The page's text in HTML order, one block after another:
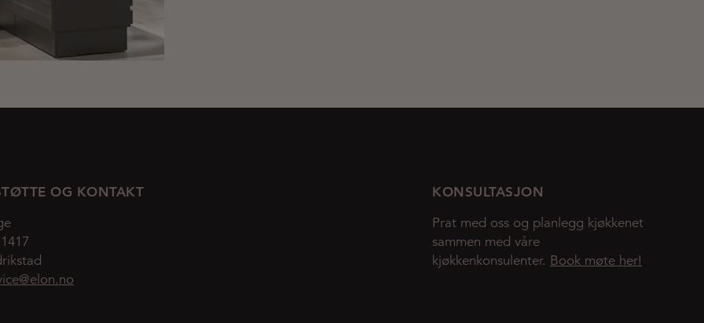
OG KONTAKT KONSULTASJON
Prat med oss og planlegg kjøkkenet
sammen med våre
kjøkkenkonsulenter. Book møte her!